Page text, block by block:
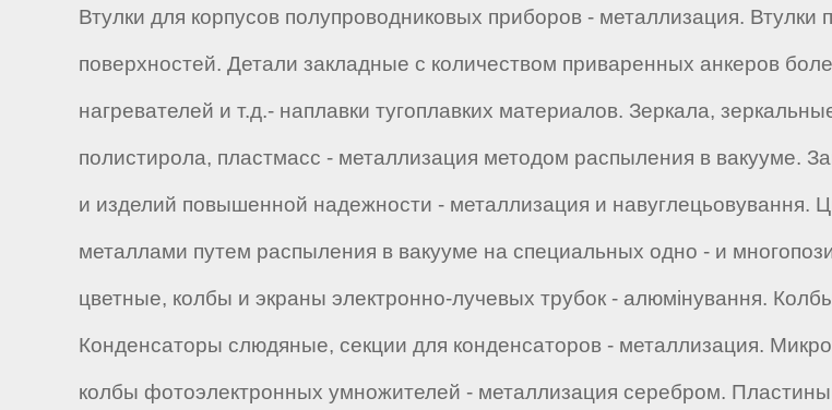
Втулки для корпусов полупроводниковых приборов - металлизация.
поверхностей. Детали закладные с количеством приваренных анкеров
нагревателей и т.д.- наплавки тугоплавких материалов. Зеркала,
полистирола, пластмасс - металлизация методом распыления в вакууме.
и изделий повышенной надежности - металлизация и навуглецьовування.
металлами путем распыления в вакууме на специальных одно - и
цветные, колбы и экраны электронно-лучевых трубок - алюмінування.
Конденсаторы слюдяные, секции для конденсаторов - металлизация.
колбы фотоэлектронных умножителей - металлизация серебром. Пластины